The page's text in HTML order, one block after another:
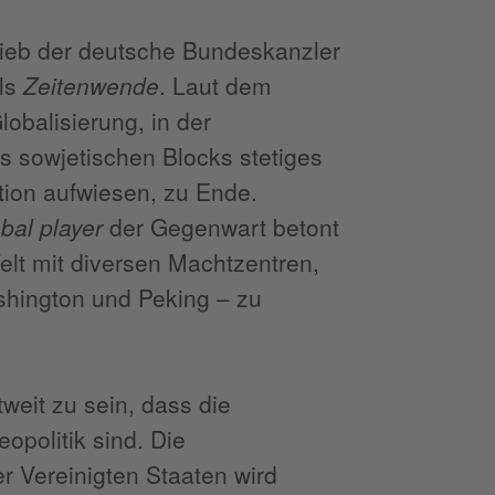
der deutsche Bundeskanzler
Zeitenwende. Laut dem
in der
sowjetischen Blocks stetiges
aufwiesen, zu Ende.
playerder Gegenwart betont
mit diversen Machtzentren,
und Peking – zu
zu sein, dass die
sind. Die
Vereinigten Staaten wird